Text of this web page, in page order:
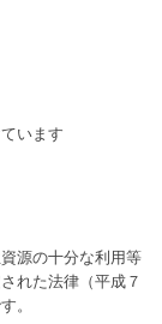
います
源の十分な利用等
れた法律（平成７
。